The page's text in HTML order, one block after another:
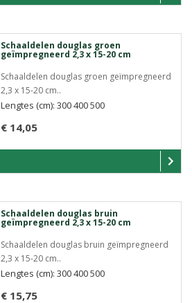
Schaaldelen douglas groen
geïmpregneerd 2,3 x 15-20 cm
Schaaldelen douglas groen geïmpregneerd
2,3 x 15-20 cm..
€ 14,05
Lengtes (cm): 300 400 500
Schaaldelen douglas bruin
geïmpregneerd 2,3 x 15-20 cm
Schaaldelen douglas bruin geïmpregneerd
2,3 x 15-20 cm..
€ 15,75
Lengtes (cm): 300 400 500